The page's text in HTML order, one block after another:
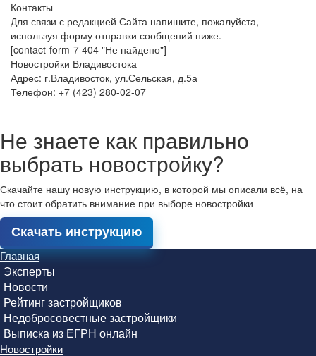
Контакты
Для связи с редакцией Сайта напишите, пожалуйста,
используя форму отправки сообщений ниже.
[contact-form-7 404 "Не найдено"]
Новостройки Владивостока
Адрес: г.Владивосток, ул.Сельская, д.5а
Телефон: +7 (423) 280-02-07
Не знаете как правильно
выбрать новостройку?
Скачайте нашу новую инструкцию, в которой мы описали всё, на
что стоит обратить внимание при выборе новостройки
Скачать инструкцию
Главная
Эксперты
Новости
Рейтинг застройщиков
Недобросовестные застройщики
Выписка из ЕГРН онлайн
Новостройки